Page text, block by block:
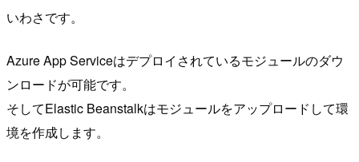
いわさです。
Azure App Serviceはデプロイされているモジュールのダウ
ンロードが可能です。
そしてElastic Beanstalkはモジュールをアップロードして環
境を作成します。